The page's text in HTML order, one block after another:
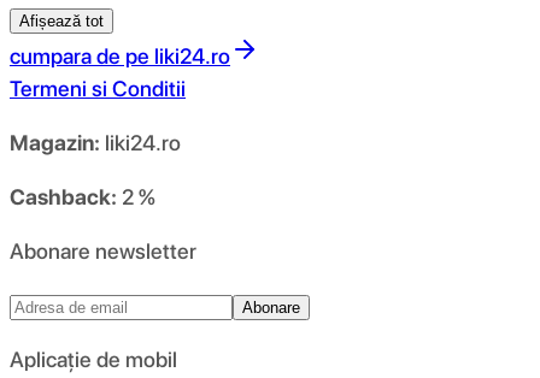
Afișează tot
cumpara de pe liki24.ro
Termeni si Conditii
Magazin: liki24.ro
Cashback: 2 %
Abonare newsletter
Abonare
Aplicație de mobil